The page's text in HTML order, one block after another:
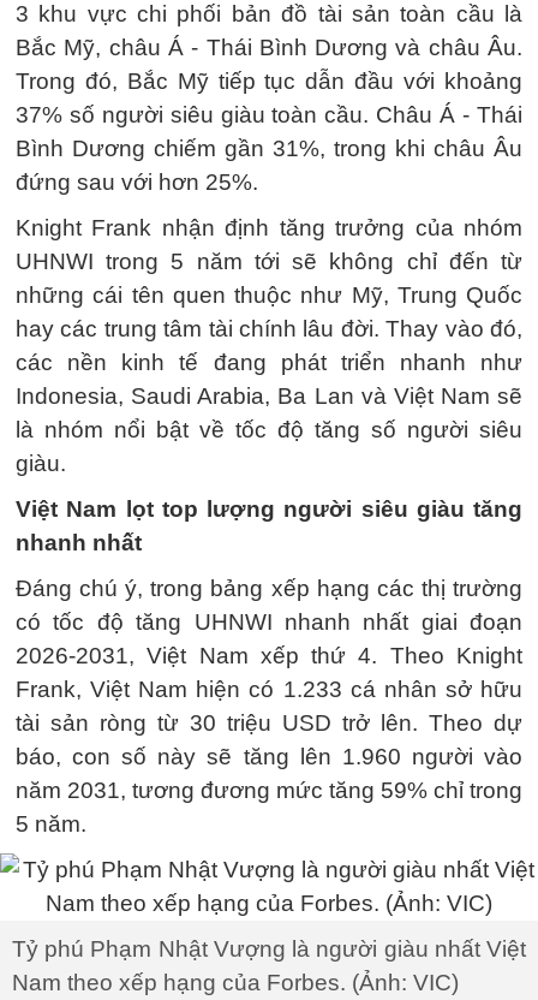
3 khu vực chi phối bản đồ tài sản toàn cầu là
Bắc Mỹ, châu Á - Thái Bình Dương và châu Âu.
Trong đó, Bắc Mỹ tiếp tục dẫn đầu với khoảng
37% số người siêu giàu toàn cầu. Châu Á - Thái
Bình Dương chiếm gần 31%, trong khi châu Âu
đứng sau với hơn 25%.
Knight Frank nhận định tăng trưởng của nhóm
UHNWI trong 5 năm tới sẽ không chỉ đến từ
những cái tên quen thuộc như Mỹ, Trung Quốc
hay các trung tâm tài chính lâu đời. Thay vào đó,
các nền kinh tế đang phát triển nhanh như
Indonesia, Saudi Arabia, Ba Lan và Việt Nam sẽ
là nhóm nổi bật về tốc độ tăng số người siêu
giàu.
Việt Nam lọt top lượng người siêu giàu tăng
nhanh nhất
Đáng chú ý, trong bảng xếp hạng các thị trường
có tốc độ tăng UHNWI nhanh nhất giai đoạn
2026-2031, Việt Nam xếp thứ 4. Theo Knight
Frank, Việt Nam hiện có 1.233 cá nhân sở hữu
tài sản ròng từ 30 triệu USD trở lên. Theo dự
báo, con số này sẽ tăng lên 1.960 người vào
năm 2031, tương đương mức tăng 59% chỉ trong
5 năm.
Tỷ phú Phạm Nhật Vượng là người giàu nhất Việt
Nam theo xếp hạng của Forbes. (Ảnh: VIC)